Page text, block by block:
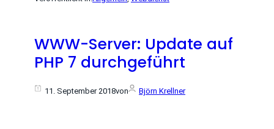
WWW-Server: Update auf
PHP 7 durchgeführt
11. September 2018von Björn Krellner